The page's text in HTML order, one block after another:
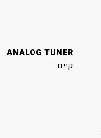
ANALOG TUNER
קיים